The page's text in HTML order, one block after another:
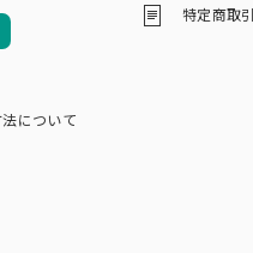
について
特定商取